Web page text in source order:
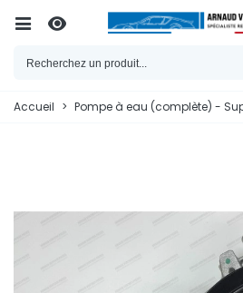
Accueil > Pompe à eau (complète) -